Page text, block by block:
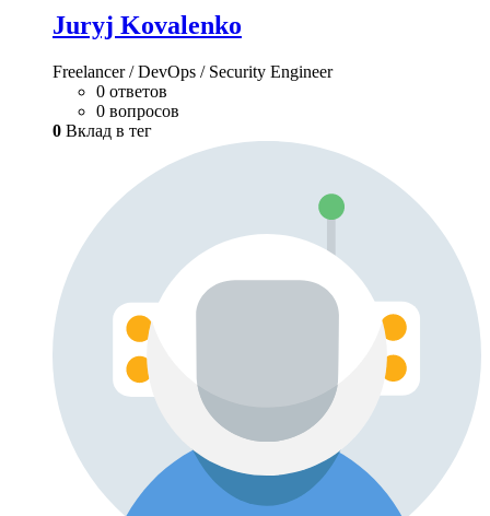
Juryj Kovalenko
Freelancer / DevOps / Security Engineer
0 ответов
0 вопросов
0 Вклад в тег